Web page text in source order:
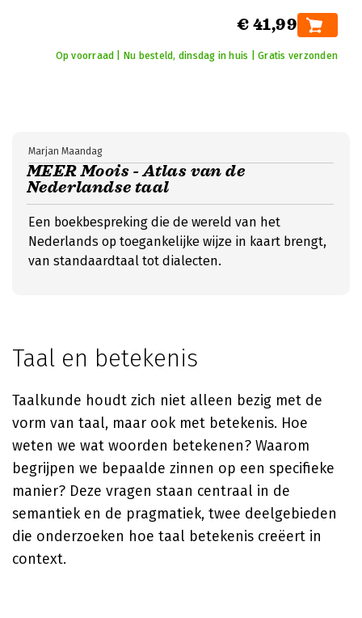
€ 41,99
Op voorraad | Nu besteld, dinsdag in huis | Gratis verzonden
MEER Moois - Atlas van de
Nederlandse taal
Marjan Maandag
Een boekbespreking die de wereld van het
Nederlands op toegankelijke wijze in kaart brengt,
van standaardtaal tot dialecten.
Taal en betekenis
Taalkunde houdt zich niet alleen bezig met de
vorm van taal, maar ook met betekenis. Hoe
weten we wat woorden betekenen? Waarom
begrijpen we bepaalde zinnen op een specifieke
manier? Deze vragen staan centraal in de
semantiek en de pragmatiek, twee deelgebieden
die onderzoeken hoe taal betekenis creëert in
context.